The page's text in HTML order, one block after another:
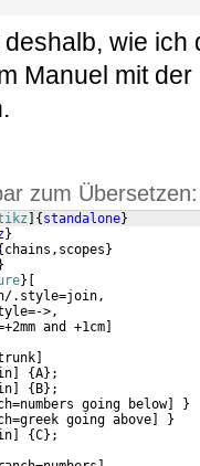
wie
Manuel mit der
zum Übersetzen:
{ standalone}
}
chains,scopes }
}
}
.style=join,
>,
and +1cm
{A} ;
{ B} ;
going below]
}
going above
}
{C} ;